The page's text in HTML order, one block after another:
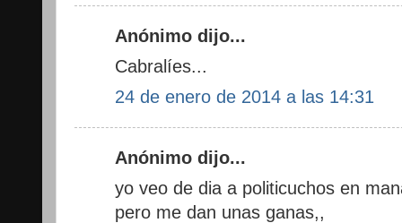
Anónimo dijo...
Cabralíes...
24 de enero de 2014 a las 14:31
Anónimo dijo...
yo veo de dia a politicuchos en
pero me dan unas ganas,,